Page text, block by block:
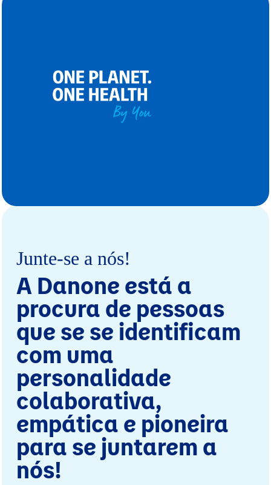
Junte-se a nós!
A Danone está a
procura de pessoas
que se se identificam
com uma
personalidade
colaborativa,
empática e pioneira
para se juntarem a
nós!